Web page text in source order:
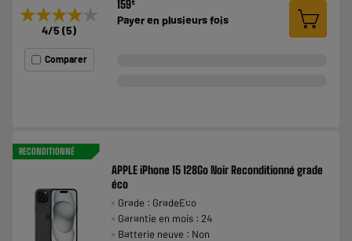
★★★★★
★★★★★
4/5 (5)
Comparer
159
Payer en plusieurs fois
RECONDITIONNÉ
APPLE iPhone 15 128Go Noir Reconditionné grade
éco
Grade : GradeEco
Garantie en mois : 24
Batterie neuve : Non